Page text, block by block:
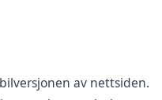
av nettsiden.